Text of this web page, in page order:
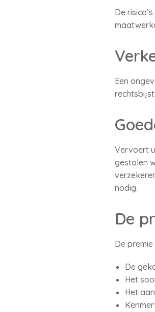
De
Een
Vervoert
gestolen
nodig.
De
De
De
Het
Het